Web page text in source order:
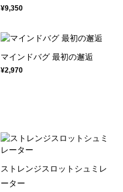
¥9,350
マインドバグ 最初の邂逅
¥2,970
ストレンジスロットシュミレ
ーター